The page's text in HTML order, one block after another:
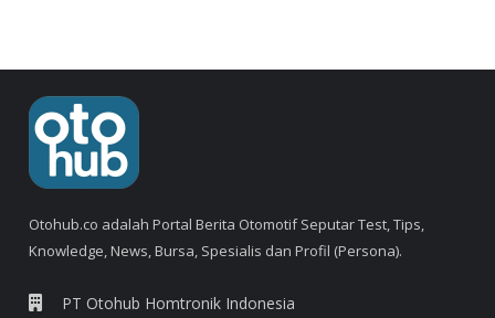
Otohub.co adalah Portal Berita Otomotif Seputar Test, Tips,
Knowledge, News, Bursa, Spesialis dan Profil (Persona).
PT Otohub Homtronik Indonesia